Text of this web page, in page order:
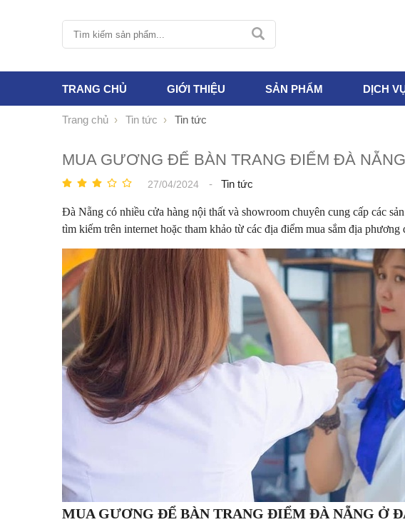
TRANG CHỦ GIỚI THIỆU SẢN PHẨM DỊCH
Trang chủ Tin tức Tin tức
MUA GƯƠNG ĐỂ BÀN TRANG ĐIỂM ĐÀ
27/04/2024 - Tin tức
Đà Nẵng có nhiều cửa hàng nội thất và showroom chuyên cung cấp các
tìm kiếm trên internet hoặc tham khảo từ các địa điểm mua sắm địa phương
MUA GƯƠNG ĐỂ BÀN TRANG ĐIỂM ĐÀ NẴNG Ở